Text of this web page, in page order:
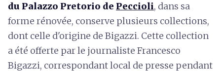
du Palazzo Pretorio de Peccioli, dans sa
forme rénovée, conserve plusieurs collections,
dont celle d'origine de Bigazzi. Cette collection
a été offerte par le journaliste Francesco
Bigazzi, correspondant local de presse pendant